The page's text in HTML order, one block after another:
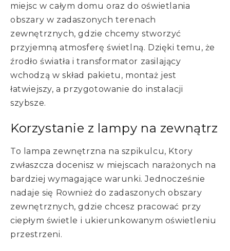
miejsc w całym domu oraz do oświetlania
obszary w zadaszonych terenach
zewnętrznych, gdzie chcemy stworzyć
przyjemną atmosferę świetlną. Dzięki temu, że
źrodło światła i transformator zasilający
wchodzą w skład pakietu, montaż jest
łatwiejszy, a przygotowanie do instalacji
szybsze.
Korzystanie z lampy na zewnątrz
To lampa zewnętrzna na szpikulcu, Ktory
zwłaszcza docenisz w miejscach narażonych na
bardziej wymagające warunki. Jednocześnie
nadaje się Rownież do zadaszonych obszary
zewnętrznych, gdzie chcesz pracować przy
ciepłym świetle i ukierunkowanym oświetleniu
przestrzeni.